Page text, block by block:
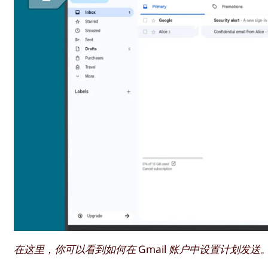
在这里，你可以看到如何在 Gmail 账户中设置计划发送